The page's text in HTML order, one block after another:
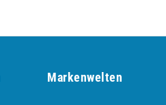
Markenwelten